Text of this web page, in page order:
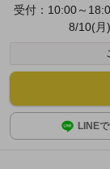
受付：10:00～
8/10(月
LINE